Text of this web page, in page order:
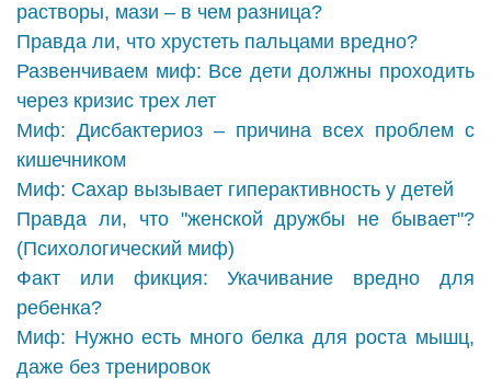
растворы, мази – в чем разница?
Правда ли, что хрустеть пальцами вредно?
Развенчиваем миф: Все дети должны проходить
через кризис трех лет
Миф: Дисбактериоз – причина всех проблем с
кишечником
Миф: Сахар вызывает гиперактивность у детей
Правда ли, что "женской дружбы не бывает"?
(Психологический миф)
Факт или фикция: Укачивание вредно для
ребенка?
Миф: Нужно есть много белка для роста мышц,
даже без тренировок